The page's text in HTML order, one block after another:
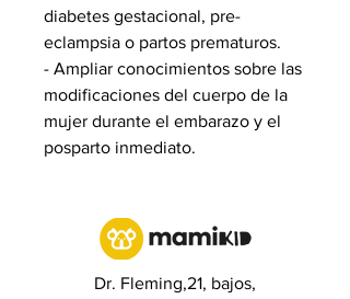
diabetes gestacional, pre-
eclampsia o partos prematuros.
- Ampliar conocimientos sobre las
modificaciones del cuerpo de la
mujer durante el embarazo y el
posparto inmediato.
Dr. Fleming,21, bajos,